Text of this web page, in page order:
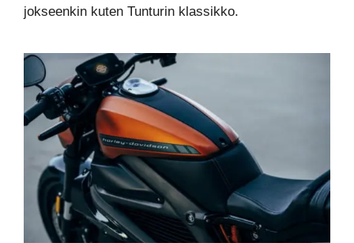
jokseenkin kuten Tunturin klassikko.